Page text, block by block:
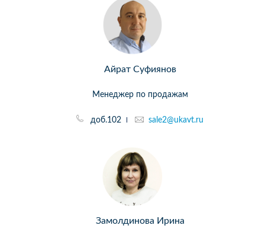
Айрат Суфиянов
Менеджер по продажам
доб.102 sale2@ukavt.ru
Замолдинова Ирина